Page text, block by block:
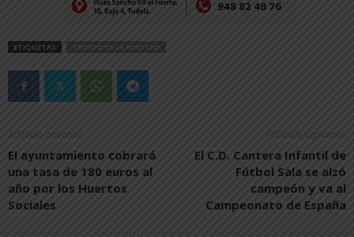
ETIQUETAS TROFEO DE LA AMISTAD
Artículo anterior
El ayuntamiento cobrará
una tasa de 180 euros al
año por los Huertos
Sociales
Artículo siguiente
El C.D. Cantera Infantil de
Fútbol Sala se alzó
campeón y va al
Campeonato de España